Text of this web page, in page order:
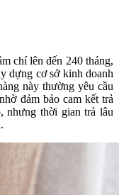
chí lên đến 240 tháng,
dựng cơ sở kinh doanh
này thường yêu cầu
đảm bảo cam kết trả
nhưng thời gian trả lâu